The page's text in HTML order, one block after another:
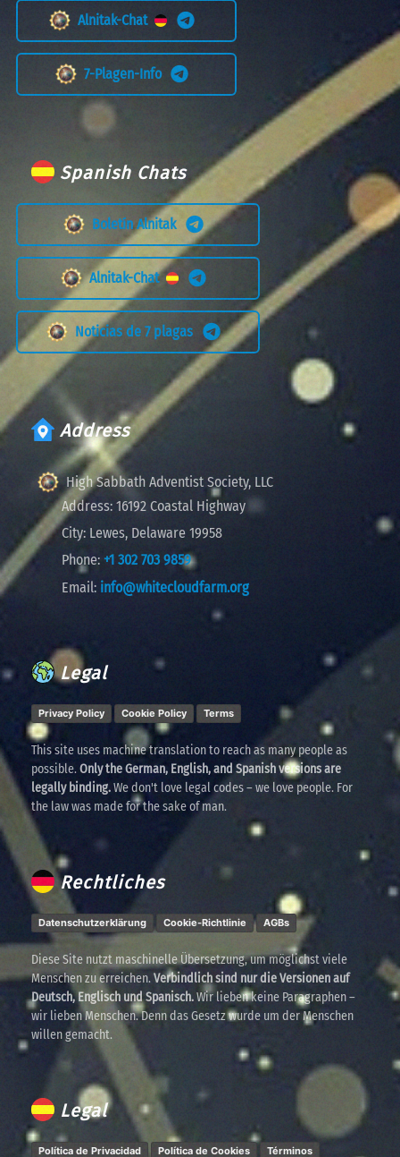
Alnitak-Chat
7-Plagen-Info
Spanish Chats
Boletín Alnitak
Alnitak-Chat
Noticias de 7 plagas
Address
High Sabbath Adventist Society, LLC
Address: 16192 Coastal Highway
City: Lewes, Delaware 19958
Phone: +1 302 703 9859
Email: info@whitecloudfarm.org
Legal
Privacy Policy Cookie Policy Terms
This site uses machine translation to reach as many people as
possible.Only the German, English, and Spanish versions are
legally binding.We don't love legal codes – we love people. For
the law was made for the sake of man.
Rechtliches
Datenschutzerklärung Cookie-Richtlinie AGBs
Diese Site nutzt maschinelle Übersetzung, um möglichst viele
Menschen zu erreichen.Verbindlich sind nur die Versionen auf
Deutsch, Englisch und Spanisch.Wir lieben keine Paragraphen –
wir lieben Menschen. Denn das Gesetz wurde um der Menschen
willen gemacht.
Legal
Política de Privacidad Política de Cookies Términos